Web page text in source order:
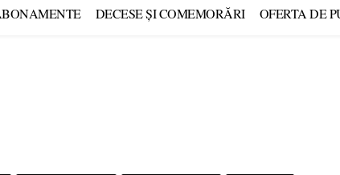
DECESE ȘI COMEMORĂRI OFERTA DE